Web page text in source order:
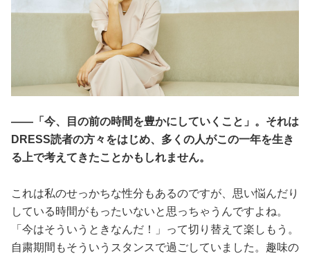
――「今、目の前の時間を豊かにしていくこと」。それは
DRESS読者の方々をはじめ、多くの人がこの一年を生き
る上で考えてきたことかもしれません。
これは私のせっかちな性分もあるのですが、思い悩んだり
している時間がもったいないと思っちゃうんですよね。
「今はそういうときなんだ！」って切り替えて楽しもう。
自粛期間もそういうスタンスで過ごしていました。趣味の